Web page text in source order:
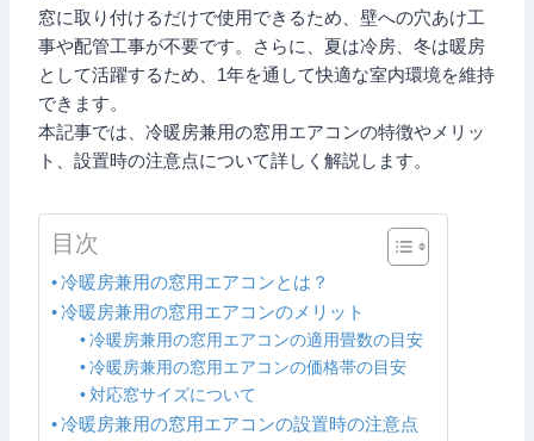
窓に取り付けるだけで使用できるため、壁への穴あけ工
事や配管工事が不要です。さらに、夏は冷房、冬は暖房
として活躍するため、1年を通して快適な室内環境を維持
できます。
本記事では、冷暖房兼用の窓用エアコンの特徴やメリッ
ト、設置時の注意点について詳しく解説します。
目次
冷暖房兼用の窓用エアコンとは？
冷暖房兼用の窓用エアコンのメリット
冷暖房兼用の窓用エアコンの適用畳数の目安
冷暖房兼用の窓用エアコンの価格帯の目安
対応窓サイズについて
冷暖房兼用の窓用エアコンの設置時の注意点